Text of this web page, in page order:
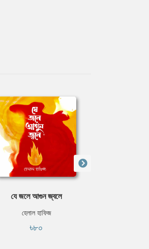
যে জলে আগুন জ্বলে
হেলাল হাফিজ
৳৮০